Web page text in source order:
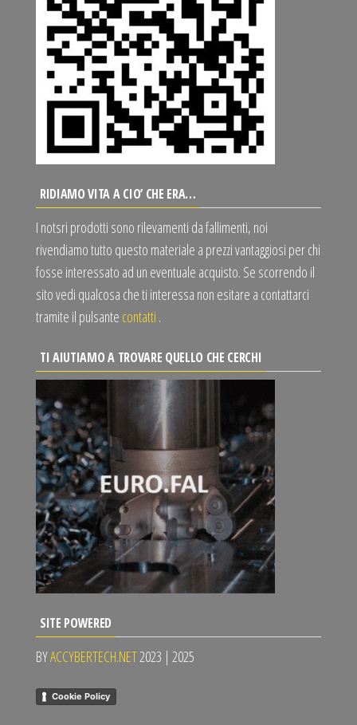
RIDIAMO VITA A CIO’ CHE ERA…
I notsri prodotti sono rilevamenti da fallimenti, noi
rivendiamo tutto questo materiale a prezzi vantaggiosi per chi
fosse interessato ad un eventuale acquisto. Se scorrendo il
sito vedi qualcosa che ti interessa non esitare a contattarci
tramite il pulsante contatti .
TI AIUTIAMO A TROVARE QUELLO CHE CERCHI
SITE POWERED
BYACCYBERTECH.NET2023 | 2025
Cookie Policy